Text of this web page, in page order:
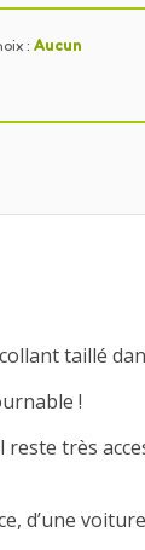
: Aucun
taillé
!
très
d’une